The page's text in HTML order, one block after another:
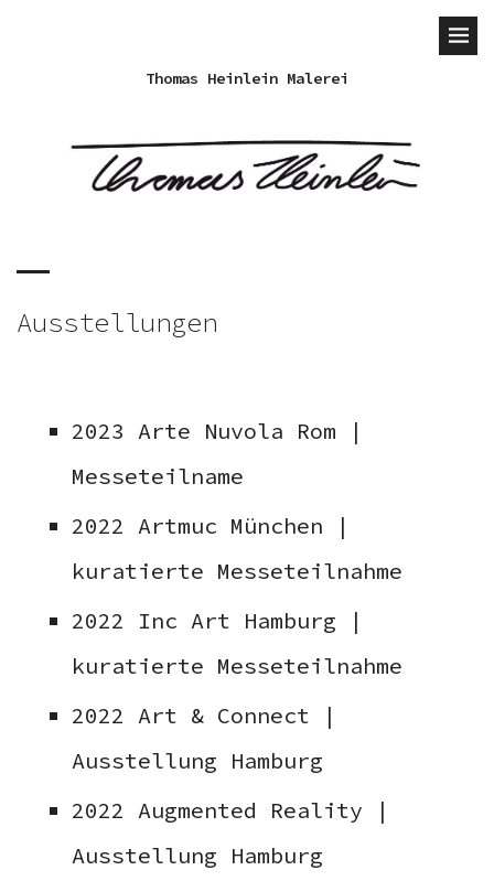
Thomas Heinlein Malerei
Ausstellungen
2023 Arte Nuvola Rom |
Messeteilname
2022 Artmuc München |
kuratierte Messeteilnahme
2022 Inc Art Hamburg |
kuratierte Messeteilnahme
2022 Art & Connect |
Ausstellung Hamburg
2022 Augmented Reality |
Ausstellung Hamburg